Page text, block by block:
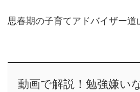
思春期の子育てアドバイザー道
動画で解説！勉強嫌い